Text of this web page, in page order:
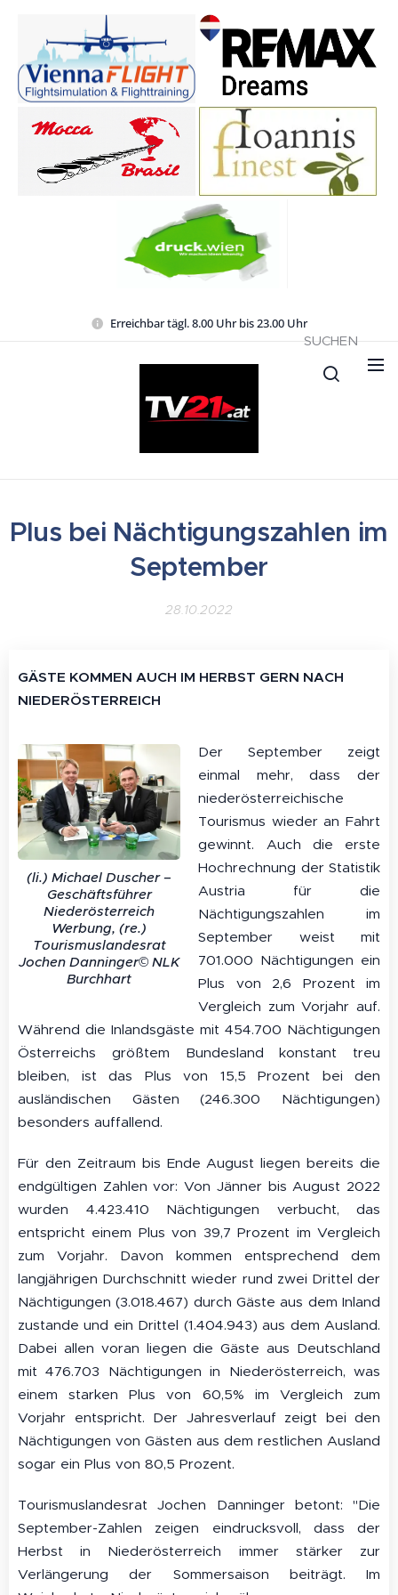
Erreichbar tägl. 8.00 Uhr bis 23.00 Uhr
SUCHEN
Plus bei Nächtigungszahlen im
September
28.10.2022
GÄSTE KOMMEN AUCH IM HERBST GERN NACH
NIEDERÖSTERREICH
(li.) Michael Duscher –
Geschäftsführer
Niederösterreich
Werbung, (re.)
Tourismuslandesrat
Jochen Danninger© NLK
Burchhart
Der September zeigt
einmal mehr, dass der
niederösterreichische
Tourismus wieder an Fahrt
gewinnt. Auch die erste
Hochrechnung der Statistik
Austria für die
Nächtigungszahlen im
September weist mit
701.000 Nächtigungen ein
Plus von 2,6 Prozent im
Vergleich zum Vorjahr auf.
Während die Inlandsgäste mit 454.700 Nächtigungen
Österreichs größtem Bundesland konstant treu
bleiben, ist das Plus von 15,5 Prozent bei den
ausländischen Gästen (246.300 Nächtigungen)
besonders auffallend.
Für den Zeitraum bis Ende August liegen bereits die
endgültigen Zahlen vor: Von Jänner bis August 2022
wurden 4.423.410 Nächtigungen verbucht, das
entspricht einem Plus von 39,7 Prozent im Vergleich
zum Vorjahr. Davon kommen entsprechend dem
langjährigen Durchschnitt wieder rund zwei Drittel der
Nächtigungen (3.018.467) durch Gäste aus dem Inland
zustande und ein Drittel (1.404.943) aus dem Ausland.
Dabei allen voran liegen die Gäste aus Deutschland
mit 476.703 Nächtigungen in Niederösterreich, was
einem starken Plus von 60,5% im Vergleich zum
Vorjahr entspricht. Der Jahresverlauf zeigt bei den
Nächtigungen von Gästen aus dem restlichen Ausland
sogar ein Plus von 80,5 Prozent.
Tourismuslandesrat Jochen Danninger betont: "Die
September-Zahlen zeigen eindrucksvoll, dass der
Herbst in Niederösterreich immer stärker zur
Verlängerung der Sommersaison beiträgt. Im